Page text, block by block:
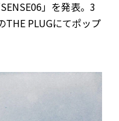
」を発表。3
THE PLUGにてポップ